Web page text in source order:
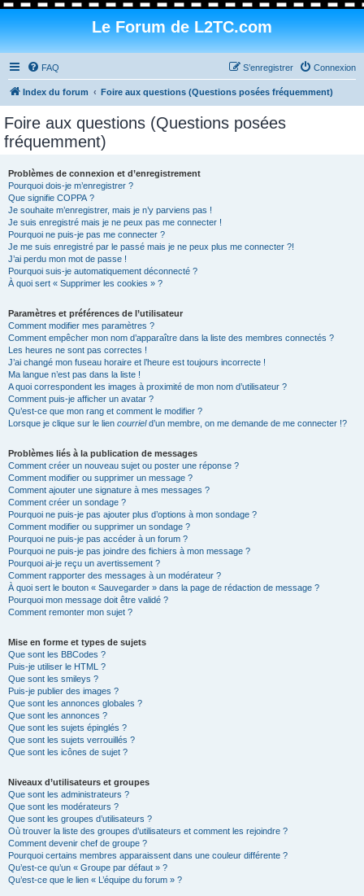
Le Forum de L2TC.com
FAQ Connexion
S’enregistrer
Index du forum Foire aux questions (Questions posées fréquemment)
Foire aux questions (Questions posées
fréquemment)
Problèmes de connexion et d’enregistrement
Pourquoi dois-je m’enregistrer ?
Que signifie COPPA ?
Je souhaite m’enregistrer, mais je n’y parviens pas !
Je suis enregistré mais je ne peux pas me connecter !
Pourquoi ne puis-je pas me connecter ?
Je me suis enregistré par le passé mais je ne peux plus me connecter ?!
J’ai perdu mon mot de passe !
Pourquoi suis-je automatiquement déconnecté ?
À quoi sert « Supprimer les cookies » ?
Paramètres et préférences de l’utilisateur
Comment modifier mes paramètres ?
Comment empêcher mon nom d’apparaître dans la liste des membres connectés ?
Les heures ne sont pas correctes !
J’ai changé mon fuseau horaire et l’heure est toujours incorrecte !
Ma langue n’est pas dans la liste !
A quoi correspondent les images à proximité de mon nom d’utilisateur ?
Comment puis-je afficher un avatar ?
Qu’est-ce que mon rang et comment le modifier ?
Lorsque je clique sur le lien courrield’un membre, on me demande de me connecter !?
Problèmes liés à la publication de messages
Comment créer un nouveau sujet ou poster une réponse ?
Comment modifier ou supprimer un message ?
Comment ajouter une signature à mes messages ?
Comment créer un sondage ?
Pourquoi ne puis-je pas ajouter plus d’options à mon sondage ?
Comment modifier ou supprimer un sondage ?
Pourquoi ne puis-je pas accéder à un forum ?
Pourquoi ne puis-je pas joindre des fichiers à mon message ?
Pourquoi ai-je reçu un avertissement ?
Comment rapporter des messages à un modérateur ?
À quoi sert le bouton « Sauvegarder » dans la page de rédaction de message ?
Pourquoi mon message doit être validé ?
Comment remonter mon sujet ?
Mise en forme et types de sujets
Que sont les BBCodes ?
Puis-je utiliser le HTML ?
Que sont les smileys ?
Puis-je publier des images ?
Que sont les annonces globales ?
Que sont les annonces ?
Que sont les sujets épinglés ?
Que sont les sujets verrouillés ?
Que sont les icônes de sujet ?
Niveaux d’utilisateurs et groupes
Que sont les administrateurs ?
Que sont les modérateurs ?
Que sont les groupes d’utilisateurs ?
Où trouver la liste des groupes d’utilisateurs et comment les rejoindre ?
Comment devenir chef de groupe ?
Pourquoi certains membres apparaissent dans une couleur différente ?
Qu’est-ce qu’un « Groupe par défaut » ?
Qu’est-ce que le lien « L’équipe du forum » ?